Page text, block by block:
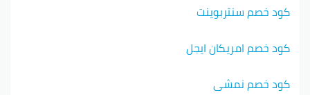
كود خصم سنتربوينت
كود خصم امريكان ايجل
كود خصم نمشي